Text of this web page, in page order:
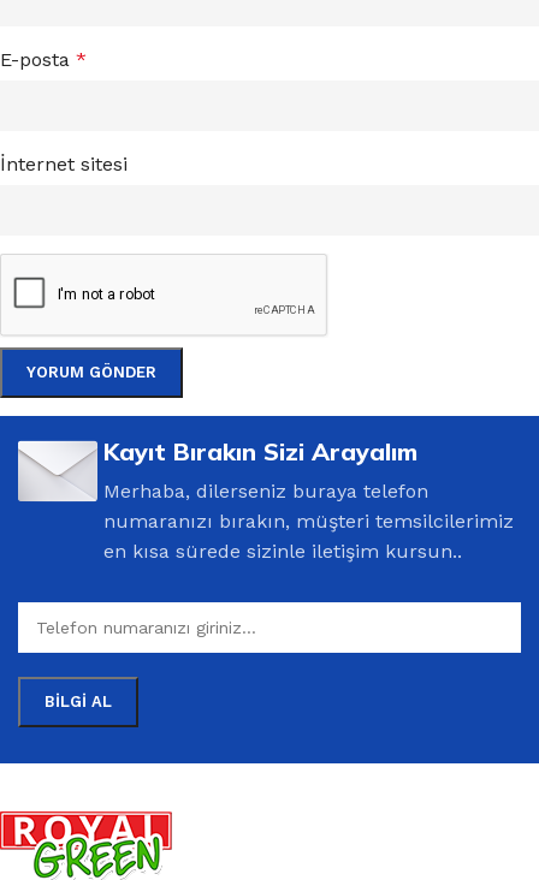
E-posta *
İnternet sitesi
Kayıt Bırakın Sizi Arayalım
Merhaba, dilerseniz buraya telefon
numaranızı bırakın, müşteri temsilcilerimiz
en kısa sürede sizinle iletişim kursun..